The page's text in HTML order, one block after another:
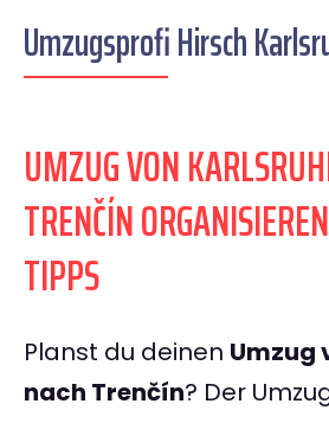
Umzugsprofi Hirsch
UMZUG VON
TRENČÍN
TIPPS
Planst du deinen Umzug
nach Trenčín? Der